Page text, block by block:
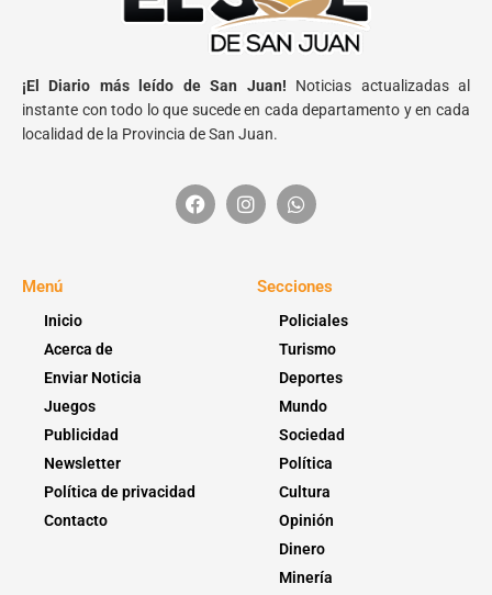
¡El Diario más leído de San Juan! Noticias actualizadas al
instante con todo lo que sucede en cada departamento y en cada
localidad de la Provincia de San Juan.
Menú
Inicio
Acerca de
Enviar Noticia
Juegos
Publicidad
Newsletter
Política de privacidad
Contacto
Secciones
Policiales
Turismo
Deportes
Mundo
Sociedad
Política
Cultura
Opinión
Dinero
Minería